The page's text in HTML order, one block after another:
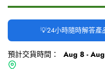
💡24小時隨時解答產
預計交貨時間：
Aug 8 -